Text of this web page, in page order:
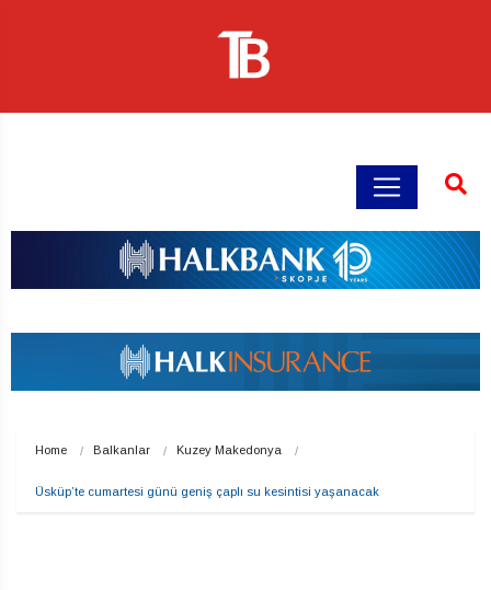
Home Balkanlar Kuzey Makedonya
Üsküp’te cumartesi günü geniş çaplı su kesintisi yaşanacak